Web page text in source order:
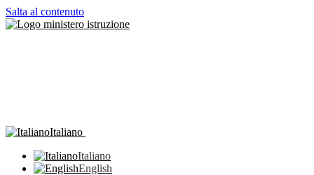
Salta al contenuto
Italiano
Italiano
English